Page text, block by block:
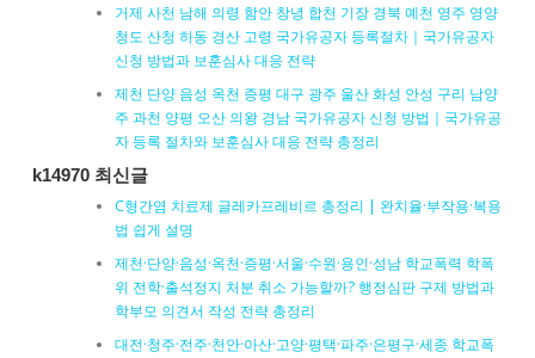
거제 사천 남해 의령 함안 창녕 합천 기장 경북 예천 영주 영양
청도 산청 하동 경산 고령 국가유공자 등록절차｜국가유공자
신청 방법과 보훈심사 대응 전략
제천 단양 음성 옥천 증평 대구 광주 울산 화성 안성 구리 남양
주 과천 양평 오산 의왕 경남 국가유공자 신청 방법｜국가유공
자 등록 절차와 보훈심사 대응 전략 총정리
k14970 최신글
C형간염 치료제 글레카프레비르 총정리 | 완치율·부작용·복용
법 쉽게 설명
제천·단양·음성·옥천·증평·서울·수원·용인·성남 학교폭력 학폭
위 전학·출석정지 처분 취소 가능할까? 행정심판 구제 방법과
학부모 의견서 작성 전략 총정리
대전·청주·전주·천안·아산·고양·평택·파주·은평구·세종 학교폭